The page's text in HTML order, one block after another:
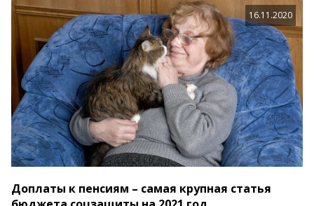
16.11.2020
Доплаты к пенсиям – самая крупная статья